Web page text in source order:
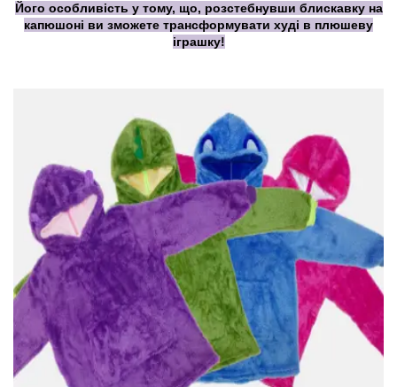
Його особливість у тому, що, розстебнувши блискавку на
капюшоні ви зможете трансформувати худі в плюшеву
іграшку!